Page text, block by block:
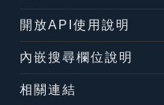
開放API使用說明
內嵌搜尋欄位說明
相關連結